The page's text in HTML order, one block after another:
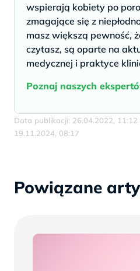
wspierają kobiety po
zmagające się z
masz większą pewność,
czytasz, są oparte na
medycznej i praktyce
Poznaj naszych
Data publikacji: 26.04.2022,
19.11.2024, 08:17
Powiązane